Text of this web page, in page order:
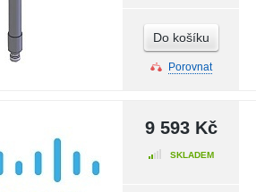
Do košíku
Porovnat
9 593 Kč
SKLADEM